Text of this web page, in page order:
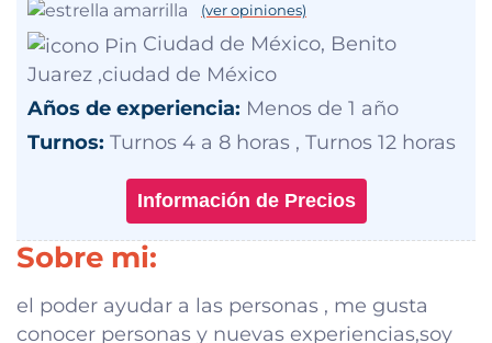
(ver opiniones)
Ciudad de México, Benito
Juarez ,ciudad de México
Años de experiencia: Menos de 1 año
Turnos: Turnos 4 a 8 horas , Turnos 12 horas
Información de Precios
Sobre mi:
el poder ayudar a las personas , me gusta
conocer personas y nuevas experiencias,soy